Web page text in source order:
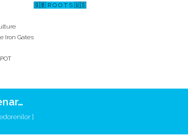
🇬🇧 R O O T S 🇺🇸
Iron Gates
]